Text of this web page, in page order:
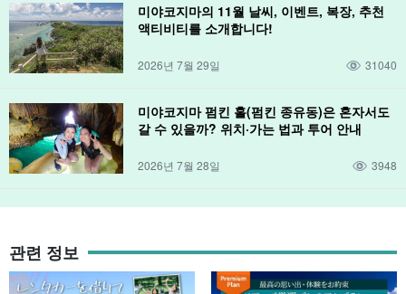
선폭은 2.5m로 정원이 꽉 찼어도 비좁은 느낌이 들지 않는다.
미야코지마의 11월 날씨, 이벤트, 복장, 추천
액티비티를 소개합니다!
2026년 7월 29일 31040
미야코지마 펌킨 홀(펌킨 종유동)은 혼자서도
갈 수 있을까? 위치·가는 법과 투어 안내
2026년 7월 28일 3948
관련 정보